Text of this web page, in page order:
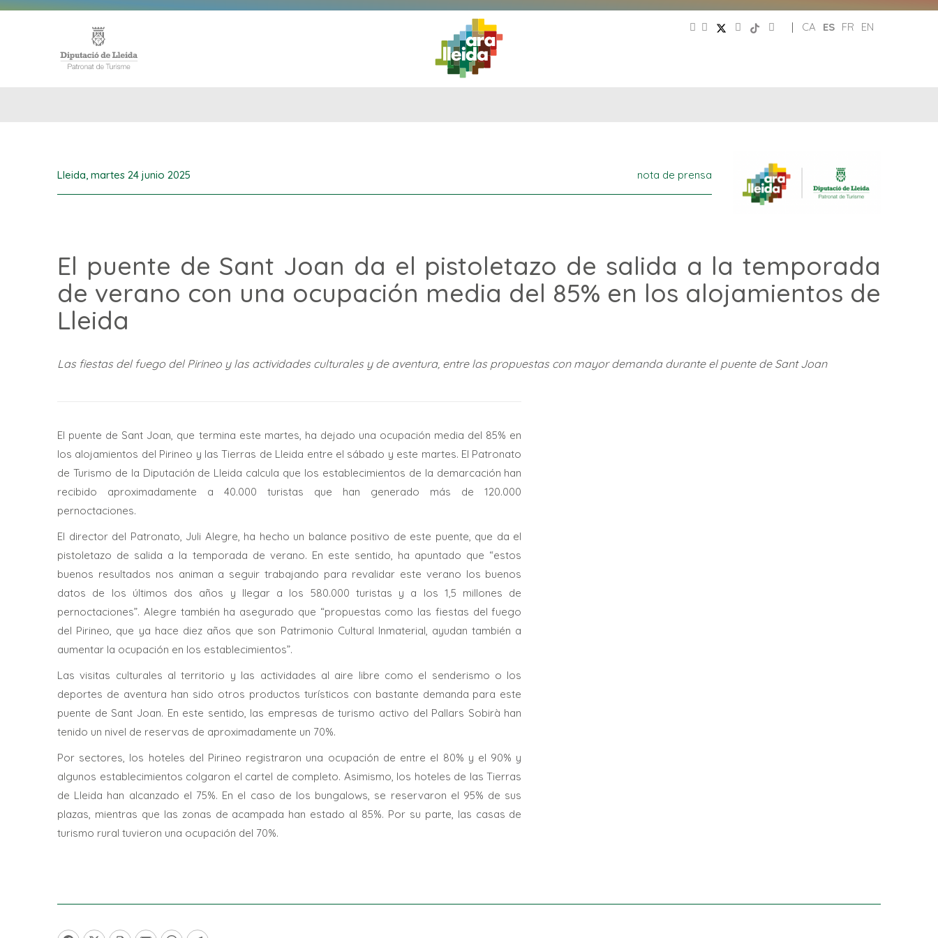
CA ES FR EN
|
Lleida, martes 24 junio 2025 nota de prensa
El puente de Sant Joan da el pistoletazo de salida a la temporada
de verano con una ocupación media del 85% en los alojamientos de
Lleida
Las fiestas del fuego del Pirineo y las actividades culturales y de aventura, entre las propuestas con mayor demanda durante el puente de Sant Joan
El puente de Sant Joan, que termina este martes, ha dejado una ocupación media del 85% en
los alojamientos del Pirineo y las Tierras de Lleida entre el sábado y este martes. El Patronato
de Turismo de la Diputación de Lleida calcula que los establecimientos de la demarcación han
recibido aproximadamente a 40.000 turistas que han generado más de 120.000
pernoctaciones.
El director del Patronato, Juli Alegre, ha hecho un balance positivo de este puente, que da el
pistoletazo de salida a la temporada de verano. En este sentido, ha apuntado que “estos
buenos resultados nos animan a seguir trabajando para revalidar este verano los buenos
datos de los últimos dos años y llegar a los 580.000 turistas y a los 1,5 millones de
pernoctaciones”. Alegre también ha asegurado que “propuestas como las fiestas del fuego
del Pirineo, que ya hace diez años que son Patrimonio Cultural Inmaterial, ayudan también a
aumentar la ocupación en los establecimientos”.
Las visitas culturales al territorio y las actividades al aire libre como el senderismo o los
deportes de aventura han sido otros productos turísticos con bastante demanda para este
puente de Sant Joan. En este sentido, las empresas de turismo activo del Pallars Sobirà han
tenido un nivel de reservas de aproximadamente un 70%.
Por sectores, los hoteles del Pirineo registraron una ocupación de entre el 80% y el 90% y
algunos establecimientos colgaron el cartel de completo. Asimismo, los hoteles de las Tierras
de Lleida han alcanzado el 75%. En el caso de los bungalows, se reservaron el 95% de sus
plazas, mientras que las zonas de acampada han estado al 85%. Por su parte, las casas de
turismo rural tuvieron una ocupación del 70%.